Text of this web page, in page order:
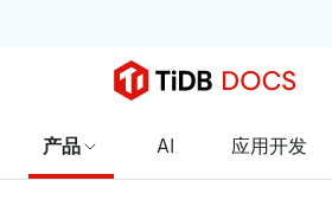
产品 AI 应用开发